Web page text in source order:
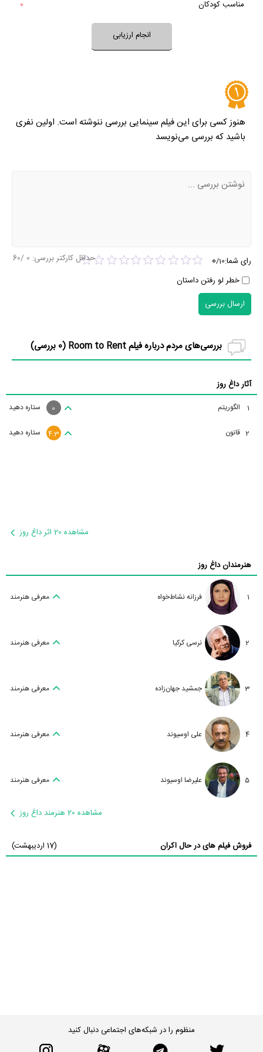
نظر خود را ثبت کنید
مناسب کودکان
0
انجام ارزیابی
هنوز کسی برای این فیلم سینمایی بررسی ننوشته است. اولین نفری
باشید که بررسی می‌نویسد
رای شما: 0/10
خطر لو رفتن داستان
حداقل کارکتر بررسی: 0
/60
ارسال بررسی
بررسی‌های مردم درباره فیلم Room to Rent ( 0 بررسی)
آثار داغ روز
1 الگوریتم ستاره دهید 0
2 قانون ستاره دهید 4.3
مشاهده 20 اثر داغ روز
هنرمندان داغ روز
1 فرزانه نشاط‌خواه معرفی هنرمند
2 نرسی کرکیا معرفی هنرمند
3 جمشید جهان‌زاده معرفی هنرمند
4 علی اوسیوند معرفی هنرمند
5 علیرضا اوسیوند معرفی هنرمند
مشاهده 20 هنرمند داغ روز
فروش فیلم های در حال اکران (17 اردیبهشت)
منظوم را در شبکه‌های اجتماعی دنبال کنید